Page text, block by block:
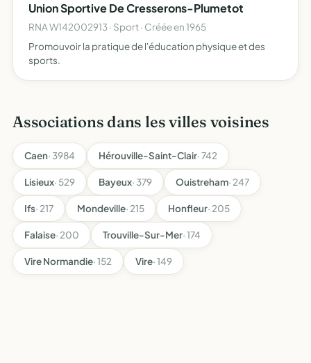
Union Sportive De Cresserons-Plumetot
RNA W142002913 · Sport · Créée en 1965
Promouvoir la pratique de l'éducation physique et des
sports.
Associations dans les villes voisines
Caen· 3984 Hérouville-Saint-Clair· 742
Lisieux· 529 Bayeux· 379 Ouistreham· 247
Ifs· 217 Mondeville· 215 Honfleur· 205
Falaise· 200 Trouville-Sur-Mer· 174
Vire Normandie· 152 Vire· 149